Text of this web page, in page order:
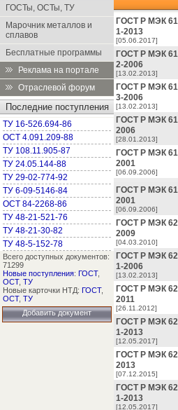
ГОСТы, ОСТы, ТУ
Марочник металлов и
сплавов
Бесплатные программы
Реклама на портале
Отраслевой форум
Последние поступления
ТУ 16-526.694-86
ОСТ 4.091.209-88
ТУ 108.11.905-87
ТУ 24.05.144-88
ТУ 29-02-774-92
ТУ 6-09-5146-84
ОСТ 84-2268-86
ТУ 48-21-521-76
ТУ 48-21-30-82
ТУ 48-5-152-78
Всего доступных документов:
71299
Новые поступления: ГОСТ,
ОСТ, ТУ
Новые карточки НТД: ГОСТ,
ОСТ, ТУ
Добавить документ
ГОСТ Р МЭК
1-2013
[05.06.2017]
ГОСТ Р МЭК
2-2006
[13.02.2013]
ГОСТ Р МЭК
3-2006
[13.02.2013]
ГОСТ Р МЭК
2006
[28.01.2013]
ГОСТ Р МЭК
2001
[06.09.2006]
ГОСТ Р МЭК
2001
[06.09.2006]
ГОСТ Р МЭК
2009
[04.03.2010]
ГОСТ Р МЭК
1-2006
[13.02.2013]
ГОСТ Р МЭК
2011
[26.11.2012]
ГОСТ Р МЭК
1-2013
[12.05.2017]
ГОСТ Р МЭК
2013
[07.12.2015]
ГОСТ Р МЭК
1-2013
[12.05.2017]